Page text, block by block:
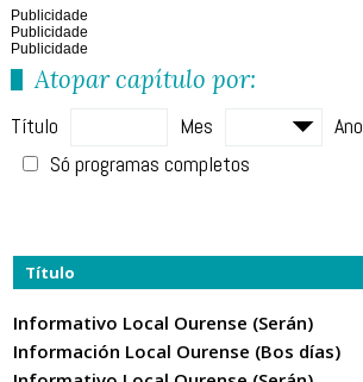
Publicidade
Publicidade
Publicidade
Atopar capítulo por:
Título Mes
Ano
Só programas completos
Título
Informativo Local Ourense (Serán)
Información Local Ourense (Bos días)